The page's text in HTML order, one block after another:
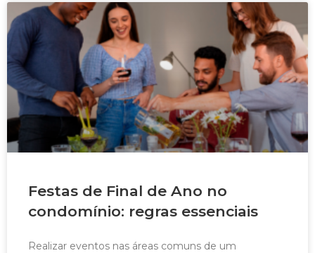
Festas de Final de Ano no
condomínio: regras essenciais
Realizar eventos nas áreas comuns de um